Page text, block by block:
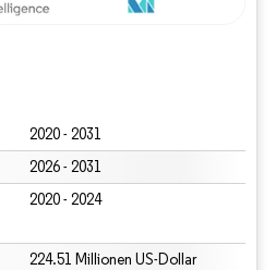
2020 - 2031
2026 - 2031
2020 - 2024
224.51 Millionen US-Dollar